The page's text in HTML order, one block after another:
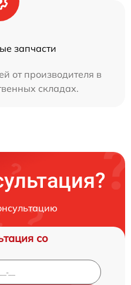
запчасти
от производителя в
складах.
со